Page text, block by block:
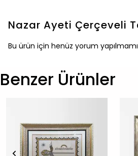
Nazar Ayeti Çerçeveli
Bu ürün için henüz yorum
Benzer Ürünler